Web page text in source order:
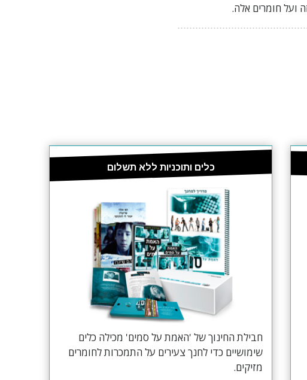
ועל חומרים אלה.
כלים ותוכניות ללא תשלום
חבילת החינוך של 'האמת על סמים' מכילה כלים
שימושיים כדי לחנך צעירים על התמכרות לחומרים
מזיקים.